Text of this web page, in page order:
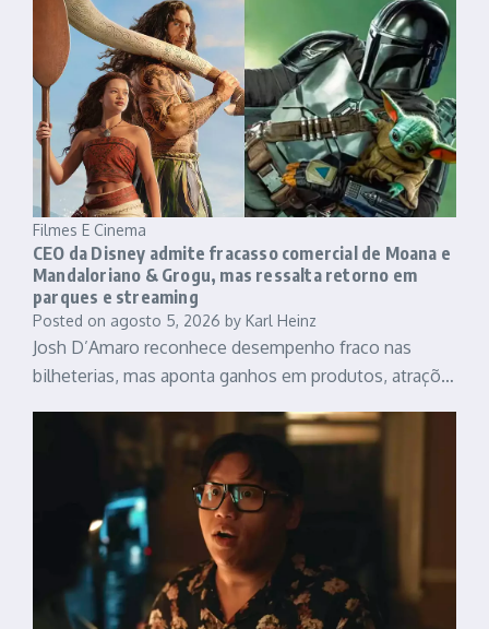
Filmes E Cinema
CEO da Disney admite fracasso comercial de Moana e
Mandaloriano & Grogu, mas ressalta retorno em
parques e streaming
Posted on agosto 5, 2026 by Karl Heinz
Josh D’Amaro reconhece desempenho fraco nas
bilheterias, mas aponta ganhos em produtos, atraçõ…